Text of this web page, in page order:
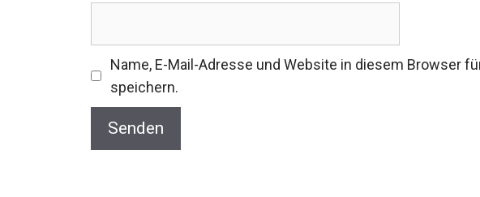
Name, E-Mail-Adresse und Website in diesem Browser
speichern.